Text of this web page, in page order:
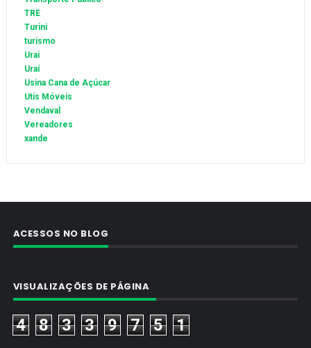
TRE
Turini
turismo
Urai
Uraí
Usina Cana de Açúcar
Utis Móveis
Vendaval
Vereadores
xande
ACESSOS NO BLOG
VISUALIZAÇÕES DE PÁGINA
4 8 3 3 9 7 5 1